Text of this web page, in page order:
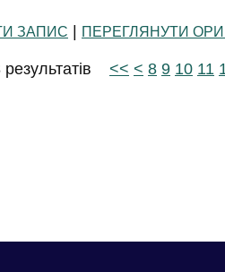
ЗАПИС | ПЕРЕГЛЯНУТИ
<< < 8 9 10 11